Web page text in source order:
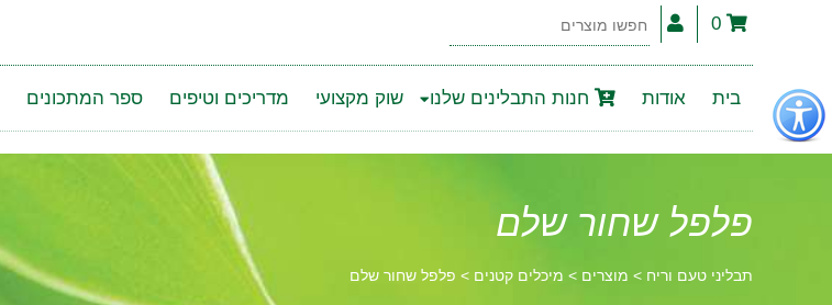
כפתור
לפתיחת
תפריט
נגישות
0 חפשו
בית אודות חנות התבלינים שלנו שוק מקצועי מדריכים וטיפים ספר המתכונים
פלפל שחור שלם
תבליני טעם וריח > מוצרים > מיכלים קטנים > פלפל שחור שלם